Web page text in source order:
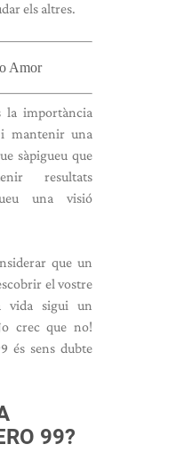
els altres.
Amor
la importància
mantenir una
sàpigueu que
resultats
una visió
que un
el vostre
vida sigui un
crec que no!
és sens dubte
99?